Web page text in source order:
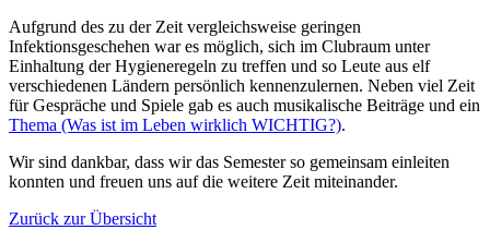
Aufgrund des zu der Zeit vergleichsweise geringen
Infektionsgeschehen war es möglich, sich im Clubraum unter
Einhaltung der Hygieneregeln zu treffen und so Leute aus elf
verschiedenen Ländern persönlich kennenzulernen. Neben viel Zeit
für Gespräche und Spiele gab es auch musikalische Beiträge und ein
Thema (Was ist im Leben wirklich WICHTIG?).
Wir sind dankbar, dass wir das Semester so gemeinsam einleiten
konnten und freuen uns auf die weitere Zeit miteinander.
Zurück zur Übersicht